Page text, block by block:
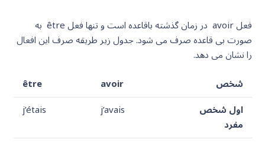
فعل avoir در زمان گذشته باقاعده است و تنها فعل être به
صورت بی قاعده صرف می شود. جدول زیر طریقه صرف این افعال
را نشان می دهد.
شخص
avoir
être
اول شخص
مفرد
j’avais
j’étais